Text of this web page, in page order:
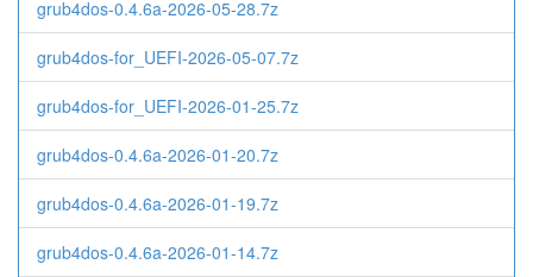
grub4dos-0.4.6a-2026-05-28.7z
grub4dos-for_UEFI-2026-05-07.7z
grub4dos-for_UEFI-2026-01-25.7z
grub4dos-0.4.6a-2026-01-20.7z
grub4dos-0.4.6a-2026-01-19.7z
grub4dos-0.4.6a-2026-01-14.7z